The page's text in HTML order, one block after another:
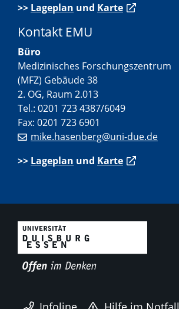
>> Lageplan und Karte
Kontakt EMU
Büro
Medizinisches Forschungszentrum
(MFZ) Gebäude 38
2. OG, Raum 2.013
Tel.: 0201 723 4387/6049
Fax: 0201 723 6901
mike.hasenberg@uni-due.de
>> Lageplan und Karte